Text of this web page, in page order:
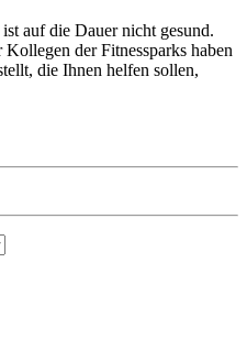
auf die Dauer nicht gesund.
der Fitnessparks haben
die Ihnen helfen sollen,